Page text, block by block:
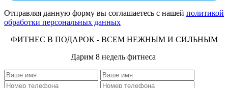
Отправляя данную форму вы соглашаетесь с нашей политикой
обработки персональных данных
ФИТНЕС В ПОДАРОК - ВСЕМ НЕЖНЫМ И СИЛЬНЫМ
Дарим 8 недель фитнеса